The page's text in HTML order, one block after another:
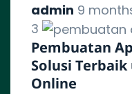
admin 9
3
Pembuatan
Solusi
Online